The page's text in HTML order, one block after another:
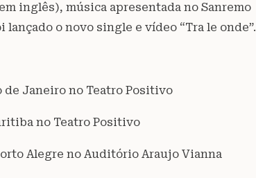
inglês), música apresentada no Sanremo
lançado o novo single e vídeo “Tra le onde”.
de Janeiro no Teatro Positivo
no Teatro Positivo
Alegre no Auditório Araujo Vianna